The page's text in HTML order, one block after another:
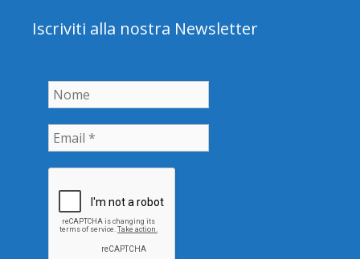
Iscriviti alla nostra Newsletter